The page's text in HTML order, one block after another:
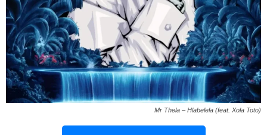
Mr Thela – Hlabelela (feat. Xola Toto)